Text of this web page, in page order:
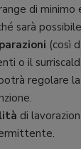
di minimo
sarà possibile
(così
o il
regolare
di